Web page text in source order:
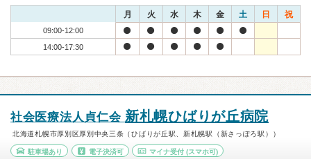
月 火 水 木 金 土 日 祝
09:00-12:00
14:00-17:30
社会医療法人貞仁会 新札幌ひばりが丘病院
北海道札幌市厚別区厚別中央三条（ひばりが丘駅、新札幌駅（新さっぽろ駅））
駐車場あり 電子決済可 マイナ受付 (スマホ可)